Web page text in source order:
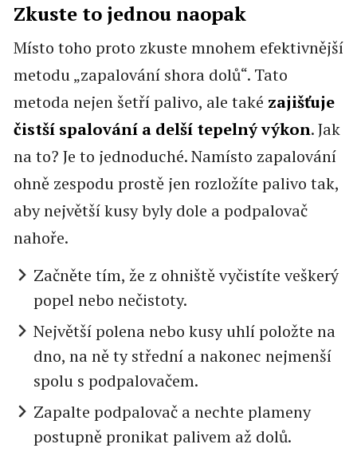
Zkuste to jednou naopak
Místo toho proto zkuste mnohem efektivnější
metodu „zapalování shora dolů“. Tato
metoda nejen šetří palivo, ale také zajišťuje
čistší spalování a delší tepelný výkon. Jak
na to? Je to jednoduché. Namísto zapalování
ohně zespodu prostě jen rozložíte palivo tak,
aby největší kusy byly dole a podpalovač
nahoře.
Začněte tím, že z ohniště vyčistíte veškerý
popel nebo nečistoty.
Největší polena nebo kusy uhlí položte na
dno, na ně ty střední a nakonec nejmenší
spolu s podpalovačem.
Zapalte podpalovač a nechte plameny
postupně pronikat palivem až dolů.